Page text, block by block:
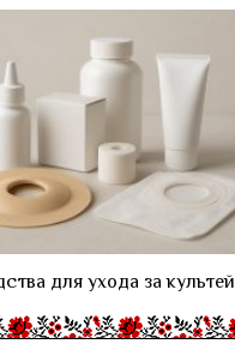
для ухода за культей